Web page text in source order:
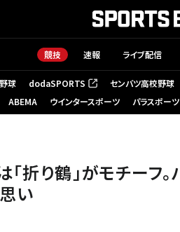
競技 速報 ライブ配信
球 dodaSPORTS
（新しいタブで開く） センバツ高校野球
ABEMA
ウインタースポーツ パラスポーツ
折り鶴」がモチーフ。
い